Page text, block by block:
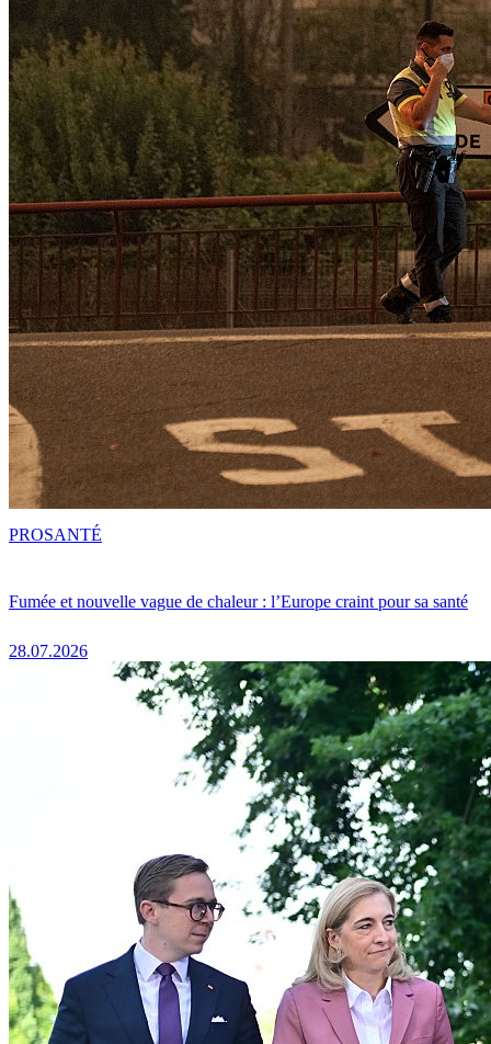
Fumée et nouvelle vague de chaleur : l’Europe craint pour sa santé
28.07.2026
PROSANTÉ